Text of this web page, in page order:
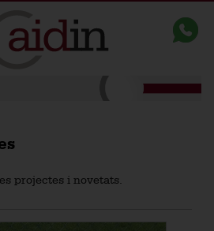
projectes i novetats.